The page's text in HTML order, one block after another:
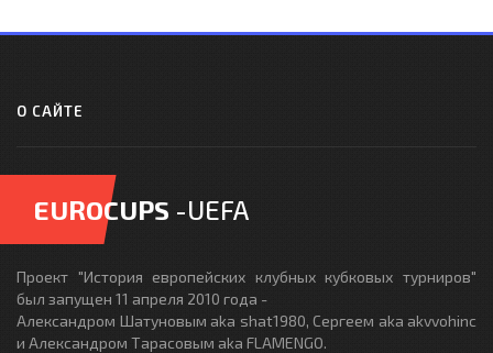
О САЙТЕ
EUROCUPS -UEFA
Проект "История европейских клубных кубковых турниров"
был запущен 11 апреля 2010 года -
Александром Шатуновым aka shat1980, Сергеем aka akvvohinc
и Александром Тарасовым aka FLAMENGO.